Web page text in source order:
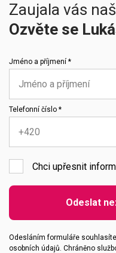
Zaujala vás
Ozvěte se
Jméno a příjmení *
Telefonní číslo *
Chci upřesnit
Emailová adresa
Vaše zpráva
Odeslat
Odesláním formuláře
osobních údajů. Chráněno